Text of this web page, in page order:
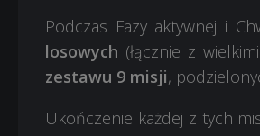
Podczas Fazy aktywnej i
losowych (łącznie z
zestawu 9 misji,
Ukończenie każdej z tych